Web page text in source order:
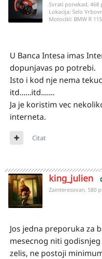
Svrati ponekad, 468
Lokacija: Selo
Motocikl: BMW R
U Banca Intesa imas
dopunjavas po potrebi.
Isto i kod nje nema
itd......itd.......
Ja je koristim vec
interneta.
Citat
king_julien
Zainteresovan, 580
Jos jedna preporuka za
mesecnog niti
zelis, ne postoji